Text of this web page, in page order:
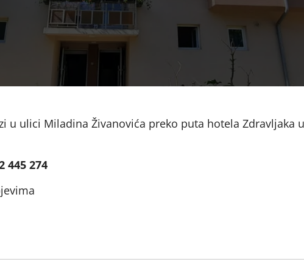
u ulici Miladina Živanovića preko puta hotela Zdravljaka
445 274